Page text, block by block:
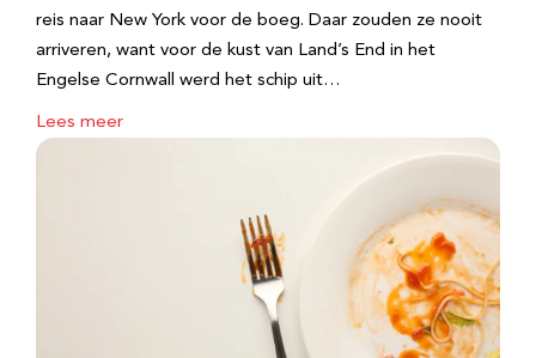
reis naar New York voor de boeg. Daar zouden ze nooit
arriveren, want voor de kust van Land’s End in het
Engelse Cornwall werd het schip uit…
Lees meer